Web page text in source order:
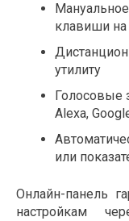
клавиши на
утилиту
Голосовые
Alexa,
или
Онлайн-панель
настройкам